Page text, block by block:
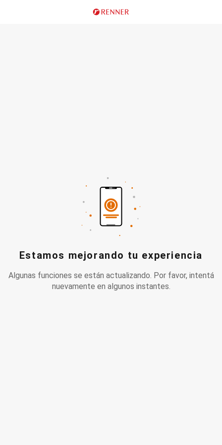
Estamos mejorando tu experiencia
Algunas funciones se están actualizando. Por favor, intentá
nuevamente en algunos instantes.